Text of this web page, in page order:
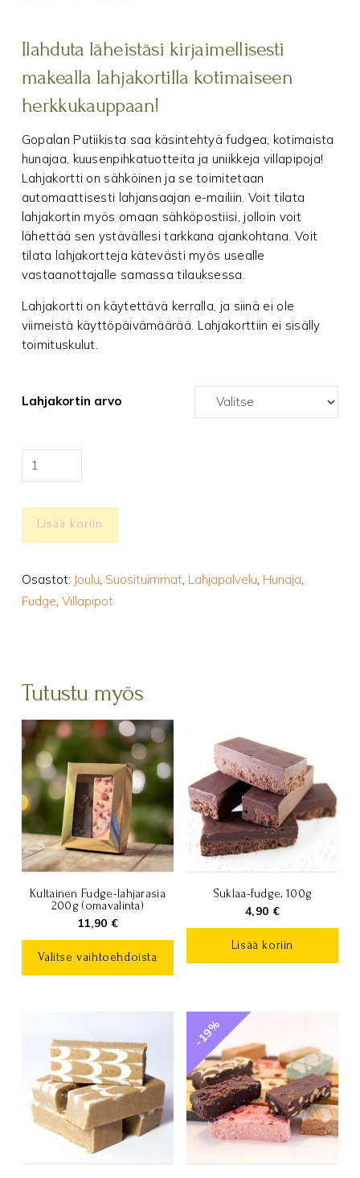
108,00 €
Ilahduta läheistäsi kirjaimellisesti
makealla lahjakortilla kotimaiseen
herkkukauppaan!
Gopalan Putiikista saa käsintehtyä fudgea, kotimaista
hunajaa, kuusenpihkatuotteita ja uniikkeja villapipoja!
Lahjakortti on sähköinen ja se toimitetaan
automaattisesti lahjansaajan e-mailiin. Voit tilata
lahjakortin myös omaan sähköpostiisi, jolloin voit
lähettää sen ystävällesi tarkkana ajankohtana. Voit
tilata lahjakortteja kätevästi myös usealle
vastaanottajalle samassa tilauksessa.
Lahjakortti on käytettävä kerralla, ja siinä ei ole
viimeistä käyttöpäivämäärää. Lahjakorttiin ei sisälly
toimituskulut.
Lahjakortin arvo
Lahjakortti
määrä
Lisää koriin
Osastot: Joulu, Suosituimmat, Lahjapalvelu, Hunaja,
Fudge, Villapipot
Tutustu myös
Kultainen Fudge-lahjarasia
200g (omavalinta)
11,90 €
Valitse vaihtoehdoista
useampi
muunnelma.
Voit
tehdä
valinnat
tuotteen
sivulla.
Suklaa-fudge, 100g
4,90 €
Lisää koriin
-19%